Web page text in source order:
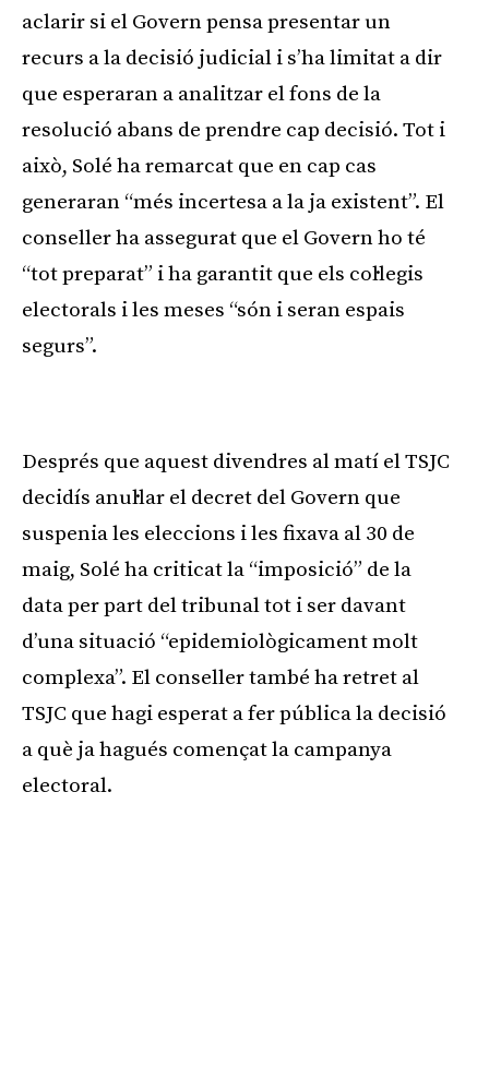
aclarir si el Govern pensa presentar un
recurs a la decisió judicial i s’ha limitat a dir
que esperaran a analitzar el fons de la
resolució abans de prendre cap decisió. Tot i
això, Solé ha remarcat que en cap cas
generaran “més incertesa a la ja existent”. El
conseller ha assegurat que el Govern ho té
“tot preparat” i ha garantit que els col·legis
electorals i les meses “són i seran espais
segurs”.
Després que aquest divendres al matí el TSJC
decidís anul·lar el decret del Govern que
suspenia les eleccions i les fixava al 30 de
maig, Solé ha criticat la “imposició” de la
data per part del tribunal tot i ser davant
d’una situació “epidemiològicament molt
complexa”. El conseller també ha retret al
TSJC que hagi esperat a fer pública la decisió
a què ja hagués començat la campanya
electoral.